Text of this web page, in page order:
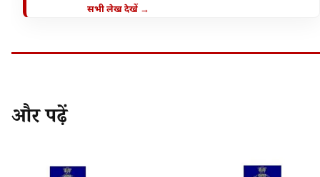
सभी लेख देखें →
और पढ़ें